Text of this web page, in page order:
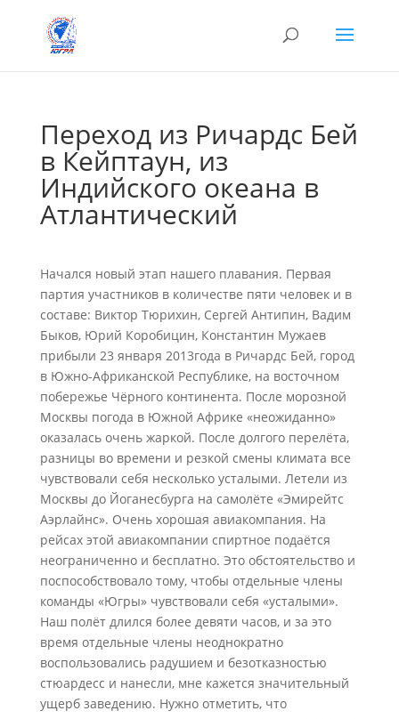
Переход из Ричардс Бей
в Кейптаун, из
Индийского океана в
Атлантический
Начался новый этап нашего плавания. Первая
партия участников в количестве пяти человек и в
составе: Виктор Тюрихин, Сергей Антипин, Вадим
Быков, Юрий Коробицин, Константин Мужаев
прибыли 23 января 2013года в Ричардс Бей, город
в Южно-Африканской Республике, на восточном
побережье Чёрного континента. После морозной
Москвы погода в Южной Африке «неожиданно»
оказалась очень жаркой. После долгого перелёта,
разницы во времени и резкой смены климата все
чувствовали себя несколько усталыми. Летели из
Москвы до Йоганесбурга на самолёте «Эмирейтс
Аэрлайнс». Очень хорошая авиакомпания. На
рейсах этой авиакомпании спиртное подаётся
неограниченно и бесплатно. Это обстоятельство и
поспособствовало тому, чтобы отдельные члены
команды «Югры» чувствовали себя «усталыми».
Наш полёт длился более девяти часов, и за это
время отдельные члены неоднократно
воспользовались радушием и безотказностью
стюардесс и нанесли, мне кажется значительный
ущерб заведению. Нужно отметить, что